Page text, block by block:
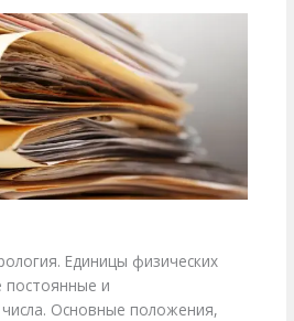
Единицы физических
постоянные и
числа. Основные положения,